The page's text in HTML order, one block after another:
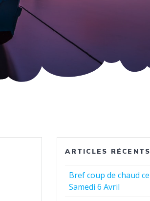
ARTICLES RÉCENTS
Bref coup de chaud ce
Samedi 6 Avril